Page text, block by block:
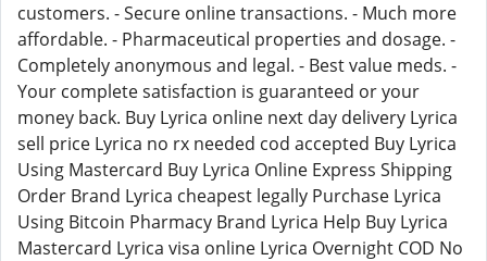
customers. - Secure online transactions. - Much more
affordable. - Pharmaceutical properties and dosage. -
Completely anonymous and legal. - Best value meds. -
Your complete satisfaction is guaranteed or your
money back. Buy Lyrica online next day delivery Lyrica
sell price Lyrica no rx needed cod accepted Buy Lyrica
Using Mastercard Buy Lyrica Online Express Shipping
Order Brand Lyrica cheapest legally Purchase Lyrica
Using Bitcoin Pharmacy Brand Lyrica Help Buy Lyrica
Mastercard Lyrica visa online Lyrica Overnight COD No